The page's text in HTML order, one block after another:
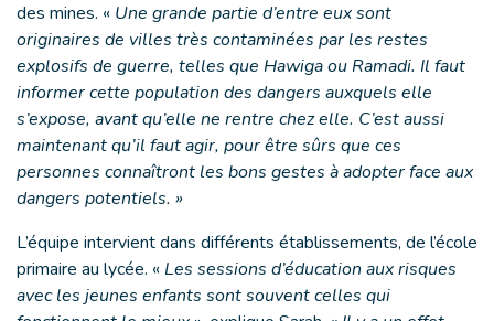
des mines. « Une grande partie d’entre eux sont
originaires de villes très contaminées par les restes
explosifs de guerre, telles que Hawiga ou Ramadi. Il faut
informer cette population des dangers auxquels elle
s’expose, avant qu’elle ne rentre chez elle. C’est aussi
maintenant qu’il faut agir, pour être sûrs que ces
personnes connaîtront les bons gestes à adopter face aux
dangers potentiels. »
L’équipe intervient dans différents établissements, de l’école
primaire au lycée. « Les sessions d’éducation aux risques
avec les jeunes enfants sont souvent celles qui